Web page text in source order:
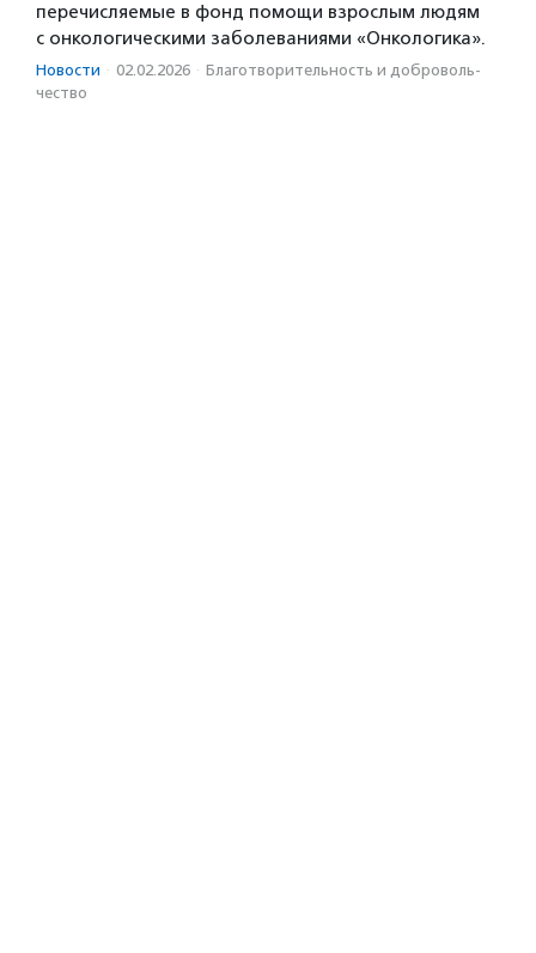
перечисляемые в фонд помощи взрослым людям
с онкологическими заболеваниями «Онкологика».
Новости · 02.02.2026 · Благотвори­тель­ность и доброволь­
чест­во